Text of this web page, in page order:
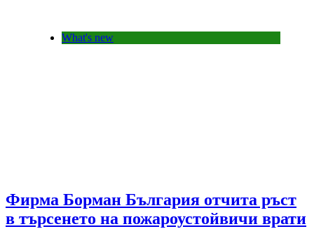
What's new
Фирма Борман България отчита ръст
в търсенето на пожароустойвичи врати